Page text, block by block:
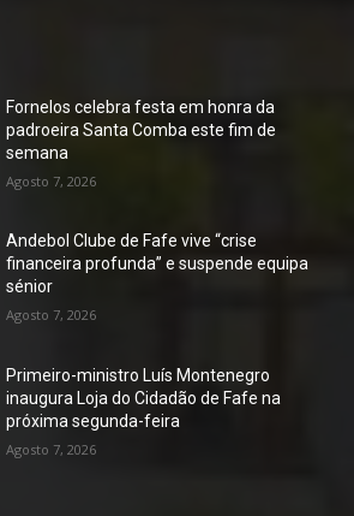
Fornelos celebra festa em honra da
padroeira Santa Comba este fim de
semana
Agosto 7, 2026
Andebol Clube de Fafe vive “crise
financeira profunda” e suspende equipa
sénior
Agosto 7, 2026
Primeiro-ministro Luís Montenegro
inaugura Loja do Cidadão de Fafe na
próxima segunda-feira
Agosto 7, 2026